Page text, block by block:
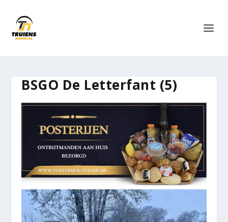
BSGO De Letterfant (5)